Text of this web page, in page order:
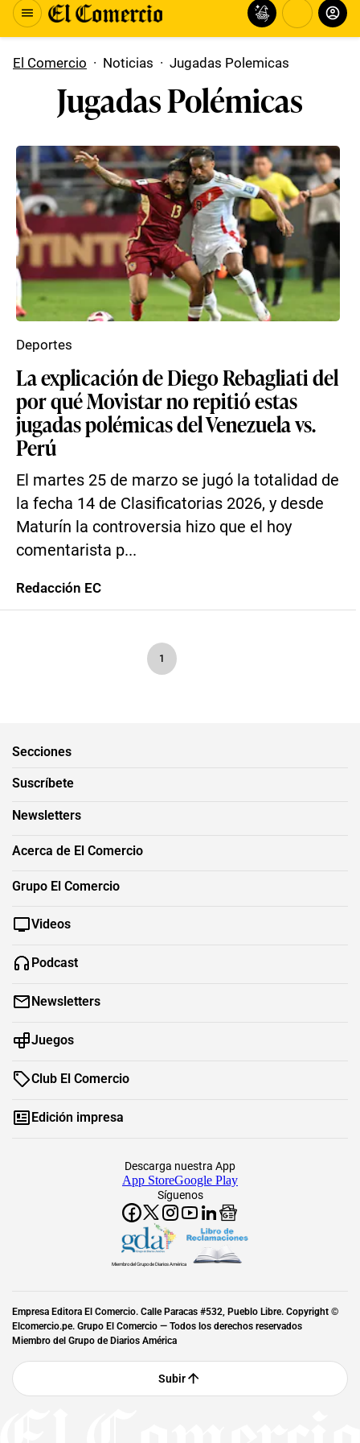
El Comercio · Noticias · Jugadas Polemicas
Jugadas Polémicas
La explicación de Diego Rebagliati del
por qué Movistar no repitió estas
jugadas polémicas del Venezuela vs.
Perú
El martes 25 de marzo se jugó la totalidad de
la fecha 14 de Clasificatorias 2026, y desde
Maturín la controversia hizo que el hoy
comentarista p...
Deportes
Redacción EC
1
Secciones
Suscríbete
Newsletters
Acerca de El Comercio
Grupo El Comercio
Videos
Podcast
Newsletters
Juegos
Club El Comercio
Edición impresa
Síguenos
Descarga nuestra App
App StoreGoogle Play
Miembro del Grupo de Diarios América
Empresa Editora El Comercio. Calle Paracas #532, Pueblo Libre. Copyright ©
Elcomercio.pe. Grupo El Comercio — Todos los derechos reservados
Miembro del Grupo de Diarios América
Subir